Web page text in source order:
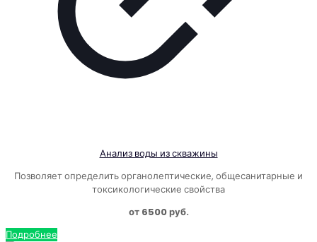
Анализ воды из скважины
Позволяет определить органолептические, общесанитарные и
токсикологические свойства
от 6500 руб.
Подробнее